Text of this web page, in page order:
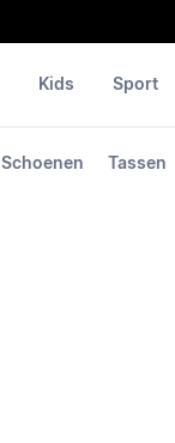
Schoenen Tassen
Kids Sport